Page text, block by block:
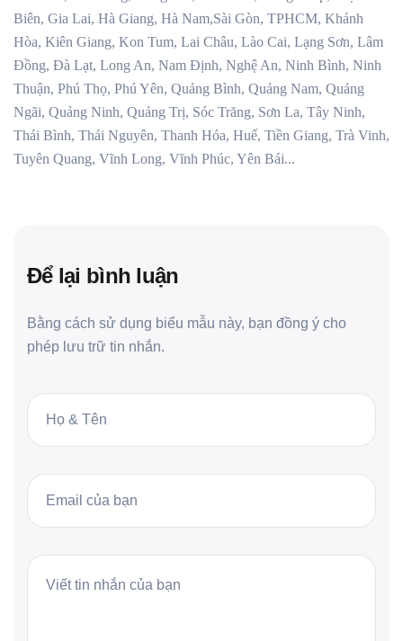
Biên, Gia Lai, Hà Giang, Hà Nam,Sài Gòn, TPHCM, Khánh
Hòa, Kiên Giang, Kon Tum, Lai Châu, Lào Cai, Lạng Sơn, Lâm
Đồng, Đà Lạt, Long An, Nam Định, Nghệ An, Ninh Bình, Ninh
Thuận, Phú Thọ, Phú Yên, Quảng Bình, Quảng Nam, Quảng
Ngãi, Quảng Ninh, Quảng Trị, Sóc Trăng, Sơn La, Tây Ninh,
Thái Bình, Thái Nguyên, Thanh Hóa, Huế, Tiền Giang, Trà Vinh,
Tuyên Quang, Vĩnh Long, Vĩnh Phúc, Yên Bái...
Để lại bình luận
Bằng cách sử dụng biểu mẫu này, bạn đồng ý cho
phép lưu trữ tin nhắn.